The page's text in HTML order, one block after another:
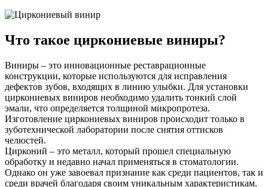
Что такое циркониевые виниры?
Виниры – это инновационные реставрационные
конструкции, которые используются для исправления
дефектов зубов, входящих в линию улыбки. Для установки
циркониевых виниров необходимо удалить тонкий слой
эмали, что определяется толщиной микропротеза.
Изготовление циркониевых виниров происходит только в
зуботехнической лаборатории после снятия оттисков
челюстей.
Цирконий – это металл, который прошел специальную
обработку и недавно начал применяться в стоматологии.
Однако он уже завоевал признание как среди пациентов, так и
среди врачей благодаря своим уникальным характеристикам.